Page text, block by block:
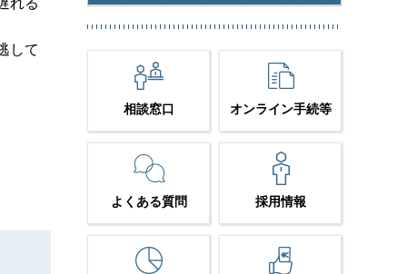
れる
して
相談窓口 オンライン手続等
よくある質問 採用情報